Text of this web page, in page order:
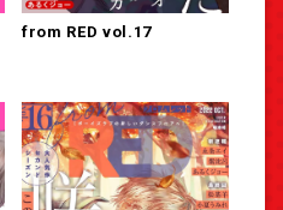
from RED vol.17